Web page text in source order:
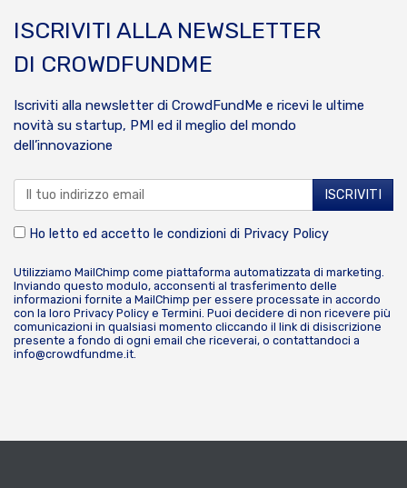
ISCRIVITI ALLA NEWSLETTER
DI CROWDFUNDME
Iscriviti alla newsletter di CrowdFundMe e ricevi le ultime
novità su startup, PMI ed il meglio del mondo
dell’innovazione
Ho letto ed accetto le condizioni di Privacy Policy
Utilizziamo MailChimp come piattaforma automatizzata di marketing.
Inviando questo modulo, acconsenti al trasferimento delle
informazioni fornite a MailChimp per essere processate in accordo
con la loro Privacy Policy e Termini. Puoi decidere di non ricevere più
comunicazioni in qualsiasi momento cliccando il link di disiscrizione
presente a fondo di ogni email che riceverai, o contattandoci a
info@crowdfundme.it.